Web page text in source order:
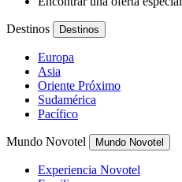
Destinos Destinos
Europa
Asia
Oriente Próximo
Sudamérica
Pacífico
Mundo Novotel Mundo Novotel
Experiencia Novotel